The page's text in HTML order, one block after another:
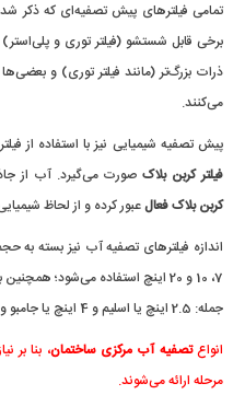
تمامی فیلترهای پیش تصفیه‌ای که ذکر
برخی قابل شستشو (فیلتر توری و
ذرات بزرگ‌تر (مانند فیلتر توری) و
می‌کنند.
پیش تصفیه شیمیایی نیز با استفاده از
فیلتر کربن بلاکصورت می‌گیرد. آب از
کربن بلاک فعالعبور کرده و از لحاظ
اندازه‌ فیلترهای تصفیه آب نیز بسته به
جمله: 2.5 اینچ یا اسلیم و 4 اینچ یا جامبو وجود دارد.
انواعتصفیه آب مرکزی ساختمان، بنا
مرحله ارائه می‌شوند.